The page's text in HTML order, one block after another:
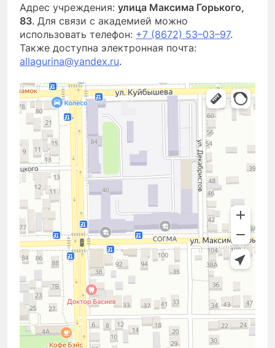
Адрес учреждения: улица Максима Горького,
83. Для связи с академией можно
использовать телефон: +7 (8672) 53–03–97.
Также доступна электронная почта:
allagurina@yandex.ru.